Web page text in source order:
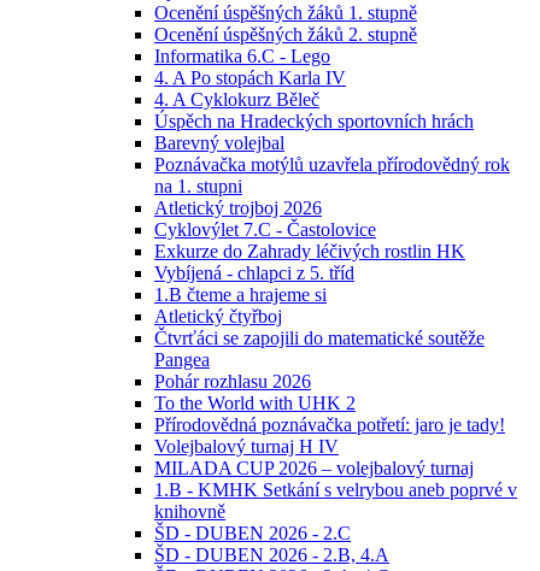
Ocenění úspěšných žáků 1. stupně
Ocenění úspěšných žáků 2. stupně
Informatika 6.C - Lego
4. A Po stopách Karla IV
4. A Cyklokurz Běleč
Úspěch na Hradeckých sportovních hrách
Barevný volejbal
Poznávačka motýlů uzavřela přírodovědný rok
na 1. stupni
Atletický trojboj 2026
Cyklovýlet 7.C - Častolovice
Exkurze do Zahrady léčivých rostlin HK
Vybíjená - chlapci z 5. tříd
1.B čteme a hrajeme si
Atletický čtyřboj
Čtvrťáci se zapojili do matematické soutěže
Pangea
Pohár rozhlasu 2026
To the World with UHK 2
Přírodovědná poznávačka potřetí: jaro je tady!
Volejbalový turnaj H IV
MILADA CUP 2026 – volejbalový turnaj
1.B - KMHK Setkání s velrybou aneb poprvé v
knihovně
ŠD - DUBEN 2026 - 2.C
ŠD - DUBEN 2026 - 2.B, 4.A